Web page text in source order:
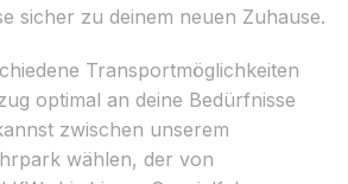
sicher zu deinem neuen Zuhause.
Transportmöglichkeiten
optimal an deine Bedürfnisse
zwischen unserem
wählen, der von